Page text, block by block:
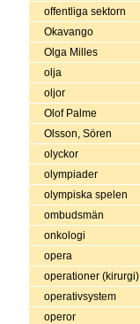
offentliga sektorn
Okavango
Olga Milles
olja
oljor
Olof Palme
Olsson, Sören
olyckor
olympiader
olympiska spelen
ombudsmän
onkologi
opera
operationer (kirurgi)
operativsystem
operor